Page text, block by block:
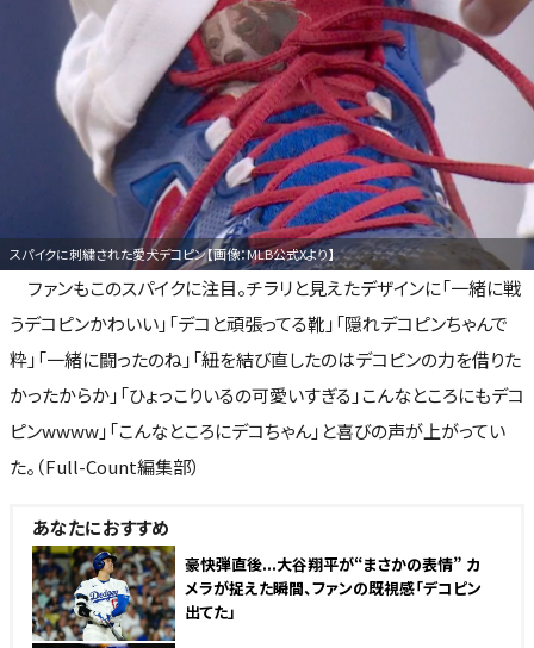
スパイクに刺繍された愛犬デコピン【画像：MLB公式Xより】
ファンもこのスパイクに注目。チラリと見えたデザインに「一緒に戦
うデコピンかわいい」「デコと頑張ってる靴」「隠れデコピンちゃんで
粋」「一緒に闘ったのね」「紐を結び直したのはデコピンの力を借りた
かったからか」「ひょっこりいるの可愛いすぎる」こんなところにもデコ
ピンwwww」「こんなところにデコちゃん」と喜びの声が上がってい
た。（Full-Count編集部）
あなたにおすすめ
豪快弾直後...大谷翔平が“まさかの表情” カ
メラが捉えた瞬間、ファンの既視感「デコピン
出てた」